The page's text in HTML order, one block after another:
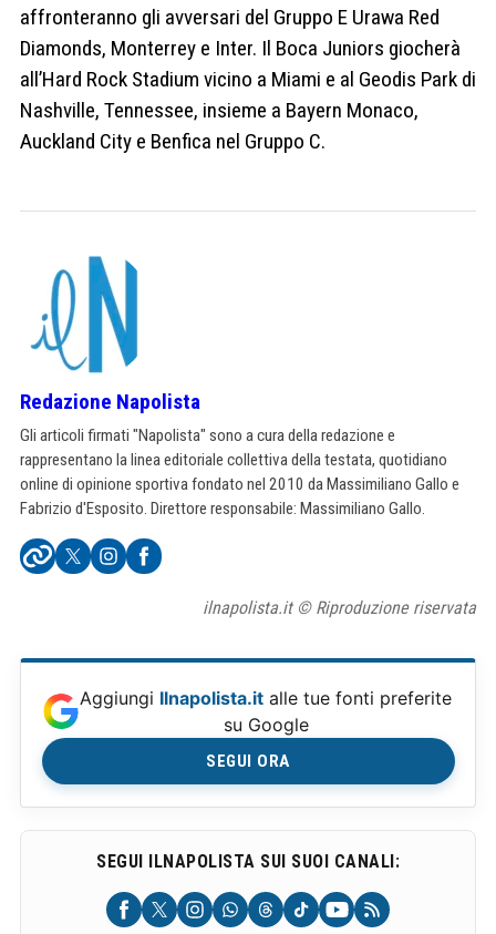
affronteranno gli avversari del Gruppo E Urawa Red
Diamonds, Monterrey e Inter. Il Boca Juniors giocherà
all’Hard Rock Stadium vicino a Miami e al Geodis Park di
Nashville, Tennessee, insieme a Bayern Monaco,
Auckland City e Benfica nel Gruppo C.
Redazione Napolista
Gli articoli firmati "Napolista" sono a cura della redazione e
rappresentano la linea editoriale collettiva della testata, quotidiano
online di opinione sportiva fondato nel 2010 da Massimiliano Gallo e
Fabrizio d'Esposito. Direttore responsabile: Massimiliano Gallo.
ilnapolista.it © Riproduzione riservata
Aggiungi Ilnapolista.it alle tue fonti preferite
su Google
SEGUI ORA
SEGUI ILNAPOLISTA SUI SUOI CANALI: